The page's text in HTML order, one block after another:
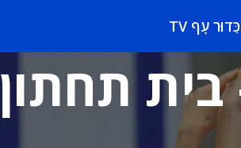
כַּדוּר עָף TV
תחתון